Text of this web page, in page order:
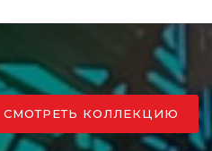
СМОТРЕТЬ КОЛЛЕКЦИЮ